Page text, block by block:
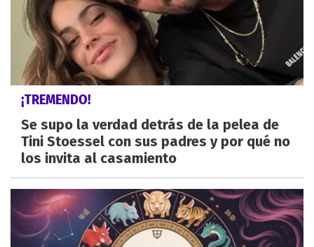
¡TREMENDO!
Se supo la verdad detrás de la pelea de
Tini Stoessel con sus padres y por qué no
los invita al casamiento